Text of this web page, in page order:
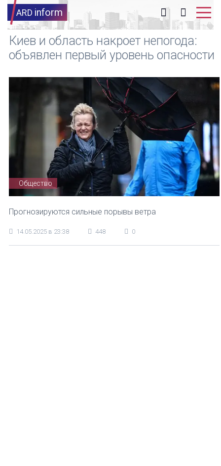
ARD inform
Киев и область накроет непогода:
объявлен первый уровень опасности
Общество
Прогнозируются сильные порывы ветра
14.05.2025 в 23:38 448 0